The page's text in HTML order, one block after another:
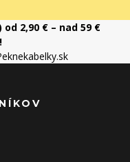
od 2,90 € – nad 59 €